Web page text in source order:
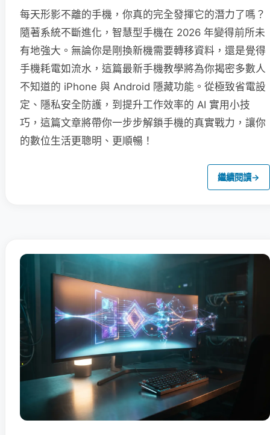
每天形影不離的手機，你真的完全發揮它的潛力了嗎？
隨著系統不斷進化，智慧型手機在 2026 年變得前所未
有地強大。無論你是剛換新機需要轉移資料，還是覺得
手機耗電如流水，這篇最新手機教學將為你揭密多數人
不知道的 iPhone 與 Android 隱藏功能。從極致省電設
定、隱私安全防護，到提升工作效率的 AI 實用小技
巧，這篇文章將帶你一步步解鎖手機的真實戰力，讓你
的數位生活更聰明、更順暢！
繼續閱讀→